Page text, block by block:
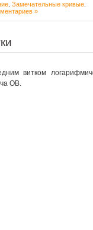
Замечательные кривые
»
витком
OB.